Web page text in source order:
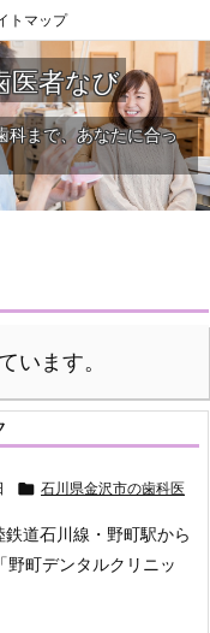
トマップ
医者なび
科まで、あなたに合っ
います。
 石川県金沢市の歯科医
道石川線・野町駅から
野町デンタルクリニッ